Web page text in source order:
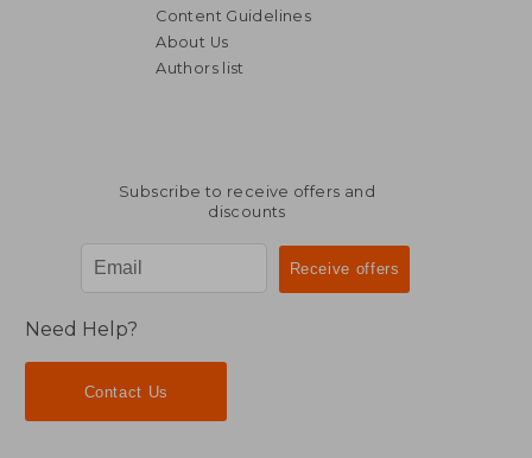
Content Guidelines
About Us
Authors list
Subscribe to receive offers and
discounts
Need Help?
Contact Us